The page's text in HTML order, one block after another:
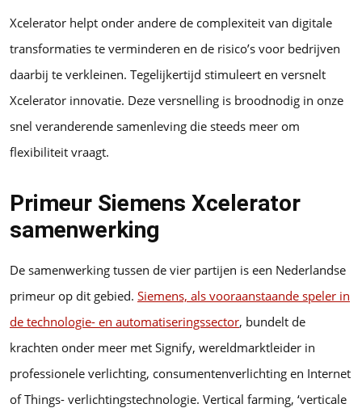
Xcelerator helpt onder andere de complexiteit van digitale
transformaties te verminderen en de risico’s voor bedrijven
daarbij te verkleinen. Tegelijkertijd stimuleert en versnelt
Xcelerator innovatie. Deze versnelling is broodnodig in onze
snel veranderende samenleving die steeds meer om
flexibiliteit vraagt.
Primeur Siemens Xcelerator
samenwerking
De samenwerking tussen de vier partijen is een Nederlandse
primeur op dit gebied. Siemens, als vooraanstaande speler in
de technologie- en automatiseringssector, bundelt de
krachten onder meer met Signify, wereldmarktleider in
professionele verlichting, consumentenverlichting en Internet
of Things- verlichtingstechnologie. Vertical farming, ‘verticale